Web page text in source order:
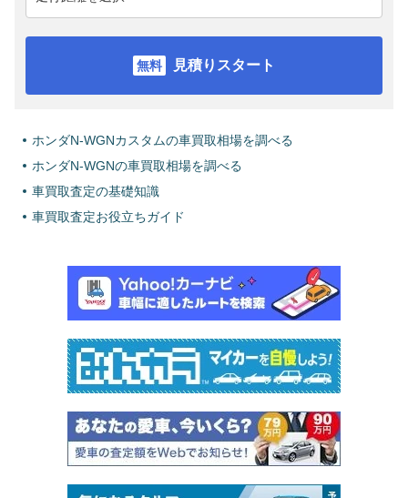
見積りスタート
ホンダN-WGNカスタムの車買取相場を調べる
ホンダN-WGNの車買取相場を調べる
車買取査定の基礎知識
車買取査定お役立ちガイド